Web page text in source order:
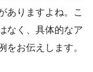
ありますよね。こ
なく、具体的なア
をお伝えします。